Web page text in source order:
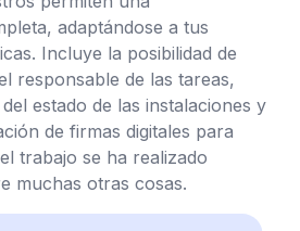
adaptándose a tus
Incluye la posibilidad de
responsable de las tareas,
estado de las instalaciones y
de firmas digitales para
trabajo se ha realizado
muchas otras cosas.